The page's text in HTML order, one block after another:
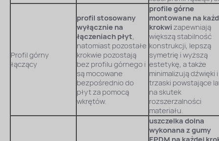
Profil górny
łączący
profil stosowany
wyłącznie na
łączeniach płyt,
natomiast pozostałe
krokwie pozostają
bez profilu górnego i
są mocowane
bezpośrednio do
płyt za pomocą
wkrętów.
profile górne
montowane na
krokwizapewniają
większą stabilność
konstrukcji, lepszą
symetrię i wyższą
estetykę, a także
minimalizują dźwięki i
trzaski powstające
na skutek
rozszerzalności
materiału.
uszczelka dolna
wykonana z gumy